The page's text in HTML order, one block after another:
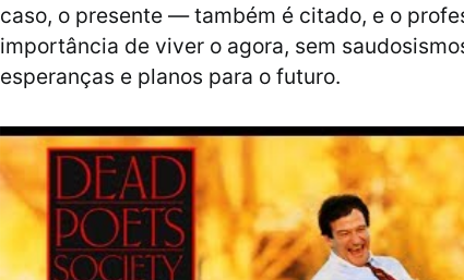
caso, o presente — também é citado, e o
importância de viver o agora, sem
esperanças e planos para o futuro.